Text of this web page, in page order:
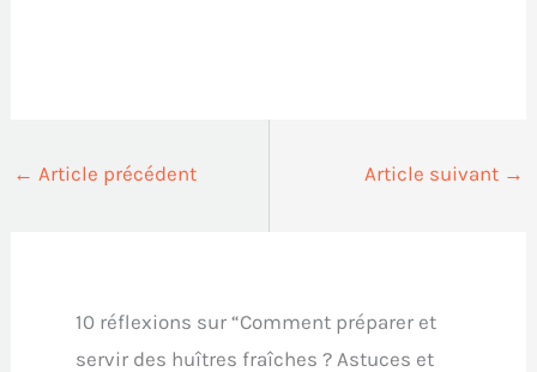
← Article précédent Article suivant →
10 réflexions sur “Comment préparer et
servir des huîtres fraîches ? Astuces et